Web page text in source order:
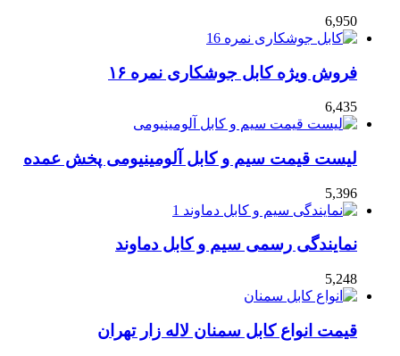
6,950
فروش ویژه کابل جوشکاری نمره ۱۶
6,435
لیست قیمت سیم و کابل آلومینیومی پخش عمده
5,396
نمایندگی رسمی سیم و کابل دماوند
5,248
قیمت انواع کابل سمنان لاله زار تهران